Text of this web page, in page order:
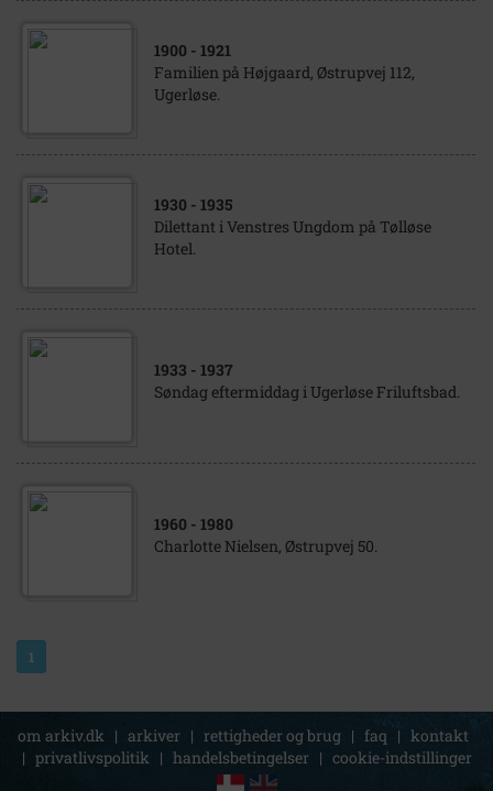
1900 - 1921
Familien på Højgaard, Østrupvej 112,
Ugerløse.
1930 - 1935
Dilettant i Venstres Ungdom på Tølløse
Hotel.
1933 - 1937
Søndag eftermiddag i Ugerløse Friluftsbad.
1960 - 1980
Charlotte Nielsen, Østrupvej 50.
1
om arkiv.dk | arkiver | rettigheder og brug | faq | kontakt
| privatlivspolitik | handelsbetingelser | cookie-indstillinger